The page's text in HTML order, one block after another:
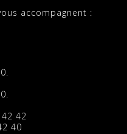
accompagnent :
42
40